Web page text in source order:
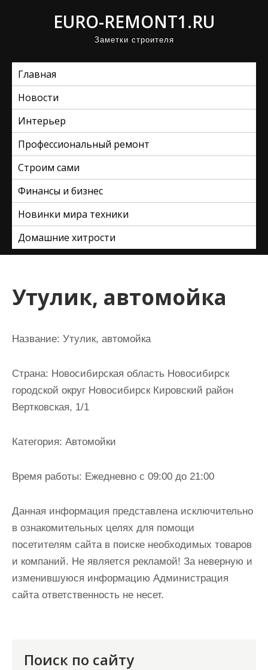
EURO-REMONT1.RU
Заметки строителя
Главная
Новости
Интерьер
Профессиональный ремонт
Строим сами
Финансы и бизнес
Новинки мира техники
Домашние хитрости
Утулик, автомойка
Название: Утулик, автомойка
Страна: Новосибирская область Новосибирск
городской округ Новосибирск Кировский район
Вертковская, 1/1
Категория: Автомойки
Время работы: Ежедневно с 09:00 до 21:00
Данная информация представлена исключительно
в ознакомительных целях для помощи
посетителям сайта в поиске необходимых товаров
и компаний. Не является рекламой! За неверную и
изменившуюся информацию Администрация
сайта ответственность не несет.
Поиск по сайту